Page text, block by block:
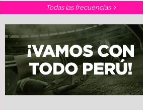
Todas las frecuencias